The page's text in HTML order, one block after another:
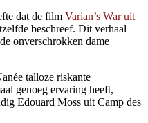
dat de film Varian’s War uit
beschreef. Dit verhaal
onverschrokken dame
talloze riskante
genoeg ervaring heeft,
Edouard Moss uit Camp des